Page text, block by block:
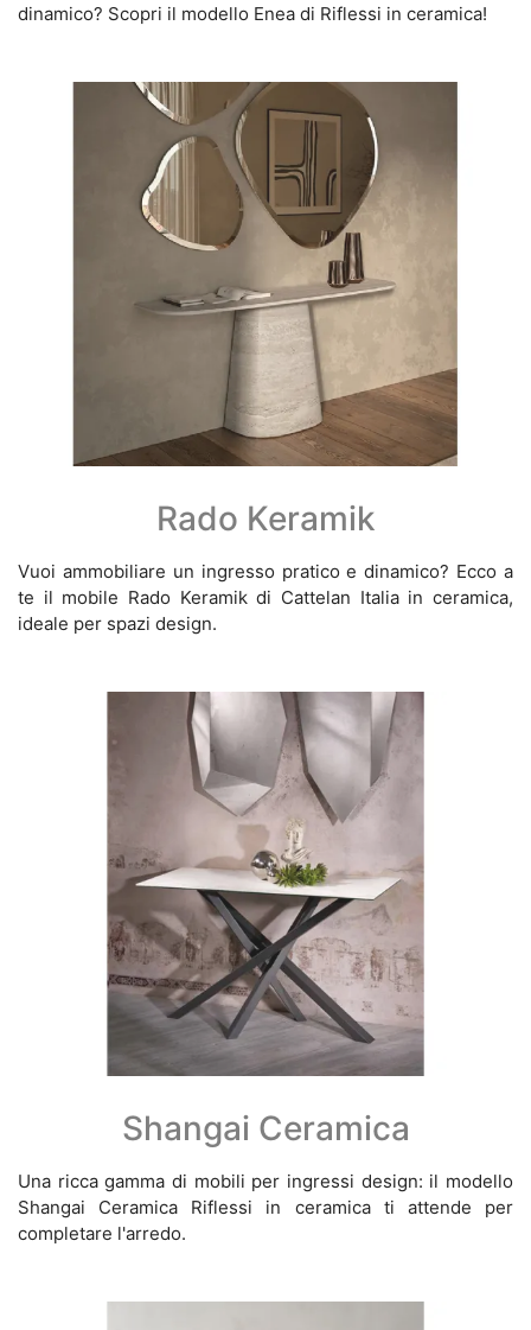
dinamico? Scopri il modello Enea di Riflessi in ceramica!
Rado Keramik
Vuoi ammobiliare un ingresso pratico e dinamico? Ecco a
te il mobile Rado Keramik di Cattelan Italia in ceramica,
ideale per spazi design.
Shangai Ceramica
Una ricca gamma di mobili per ingressi design: il modello
Shangai Ceramica Riflessi in ceramica ti attende per
completare l'arredo.